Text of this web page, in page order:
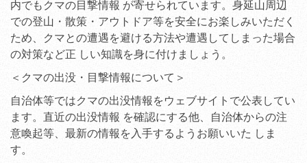
内でもクマの目撃情報 が寄せられています。身延山周辺
での登山・散策・アウトドア等を安全にお楽しみいただく
ため、クマとの遭遇を避ける方法や遭遇してしまった場合
の対策など正 しい知識を身に付けましょう。
＜クマの出没・目撃情報について＞
自治体等ではクマの出没情報をウェブサイトで公表してい
ます。直近の出没情報 を確認にする他、自治体からの注
意喚起等、最新の情報を入手するようお願いいた しま
す。